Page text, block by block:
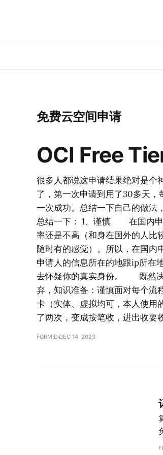
免费云空间申请
OCI Free
很多人都说这申请结果绝对是个
了，第一次申请到用了30多天
一次成功。总结一下自己的做法
总结一下： 1、谨慎 在国内申
率还是不高（和身在国外的人比
随时有的感觉）。所以，在国内
申请人的信息所在的地跟ip所在
去怀疑你的真实身份。 既然决
弃，知识准备：谨慎面对每个
卡（实体、虚拟均可，本人使用
了两次，变成按笔收，进出收要
FORMID DEC 14, 2023